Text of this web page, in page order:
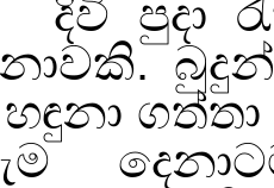
දිවි පුදා